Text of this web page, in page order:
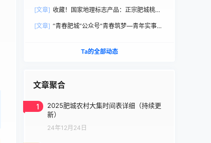
[文章] 收藏！国家地理标志产品：正宗肥城桃选
[文章] “青春肥城”公众号“青春筑梦—青年实事直
Ta的全部动态
文章聚合
1
2025肥城农村大集时间表详细（持续更
新）
24年12月24日